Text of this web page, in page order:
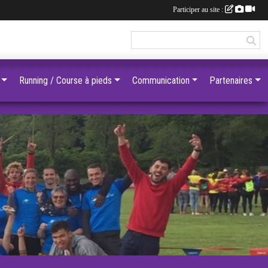
Running / Course à pieds Communication Partenaires
Participer au site :